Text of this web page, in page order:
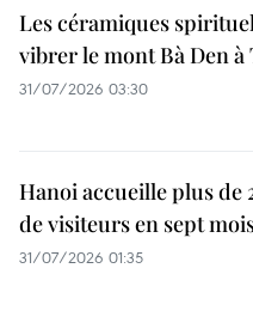
Les céramiques
vibrer le mont Bà Den à
31/07/2026 03:30
Hanoi accueille plus de
de visiteurs en sept
31/07/2026 01:35